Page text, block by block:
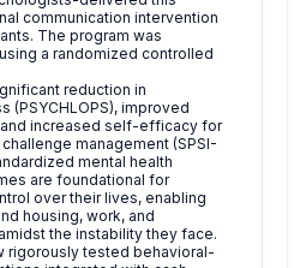
communication intervention
The program was
a randomized controlled
reduction in
(PSYCHLOPS), improved
increased self-efficacy for
management (SPSI-
mental health
are foundational for
over their lives, enabling
housing, work, and
the instability they face.
rigorously tested behavioral-